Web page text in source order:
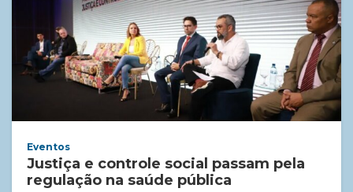
Eventos
Justiça e controle social passam pela
regulação na saúde pública